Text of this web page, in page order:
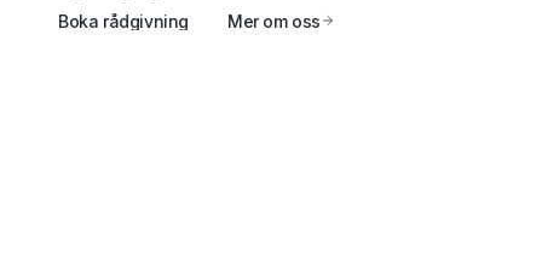
Boka rådgivning Mer om oss